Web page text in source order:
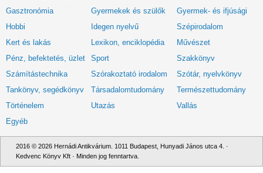
Gasztronómia
Gyermekek és szülők
Gyermek- és ifjúsági
Hobbi
Idegen nyelvű
Szépirodalom
Kert és lakás
Lexikon, enciklopédia
Művészet
Pénz, befektetés, üzlet
Sport
Szakkönyv
Számítástechnika
Szórakoztató irodalom
Szótár, nyelvkönyv
Tankönyv, segédkönyv
Társadalomtudomány
Természettudomány
Történelem
Utazás
Vallás
Egyéb
2016 © 2026 Hernádi Antikvárium. 1011 Budapest, Hunyadi János utca 4. ·
Kedvenc Könyv Kft · Minden jog fenntartva.